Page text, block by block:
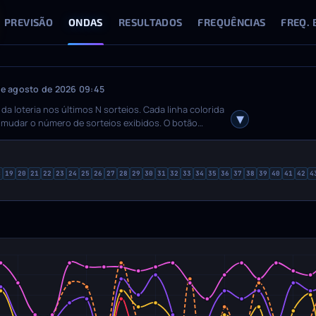
PREVISÃO ONDAS RESULTADOS FREQUÊNCIAS FREQ.
agosto de 2026 09:45
loteria nos últimos N sorteios. Cada linha colorida
o número de sorteios exibidos. O botão
sorteadas naquele sorteio e sua data. Ative ou
tiver bolas extras, um gráfico separado
19 20 21 22 23 24 25 26 27 28 29 30 31 32 33 34 35 36 37 38 39 40 41 42